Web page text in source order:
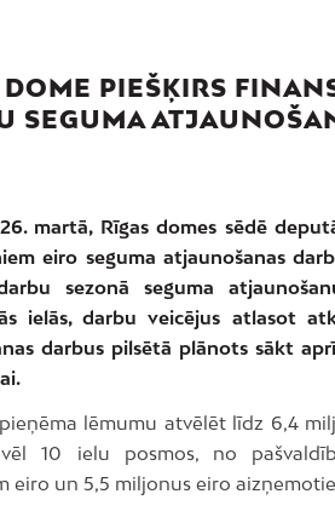
DOME PIEŠĶIRS
SEGUMA
martā, Rīgas domes sēdē
eiro seguma atjaunošanas
sezonā seguma
ielās, darbu veicējus atlasot
darbus pilsētā plānots sākt
lēmumu atvēlēt līdz 6,4
10 ielu posmos, no
eiro un 5,5 miljonus eiro